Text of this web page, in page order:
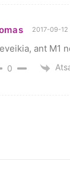
2017-09-12
ant M1
0